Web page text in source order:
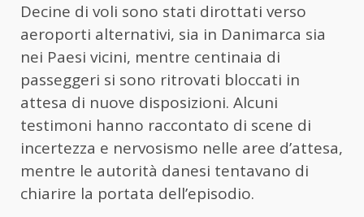
Decine di voli sono stati dirottati verso
aeroporti alternativi, sia in Danimarca sia
nei Paesi vicini, mentre centinaia di
passeggeri si sono ritrovati bloccati in
attesa di nuove disposizioni. Alcuni
testimoni hanno raccontato di scene di
incertezza e nervosismo nelle aree d’attesa,
mentre le autorità danesi tentavano di
chiarire la portata dell’episodio.